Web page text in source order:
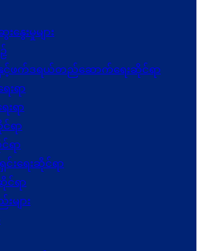
နွေးမှုများ
င့်ဖက်ဒရယ်တည်ဆောက်ရေးဆိုင်ရာ
းရာ
းရာ
ရာ
ရာ
င်းရေးဆိုင်ရာ
ရာ
ျား